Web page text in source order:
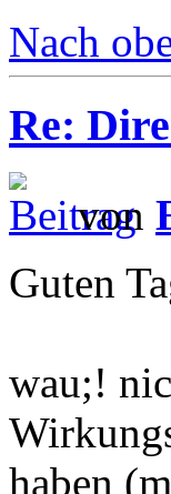
Nach
Re:
von
Guten
wau;!
haben